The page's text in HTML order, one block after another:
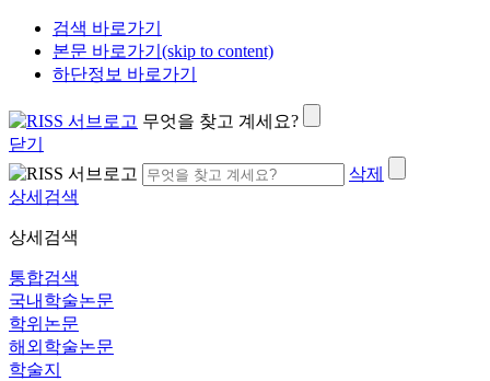
검색 바로가기
본문 바로가기(skip to content)
하단정보 바로가기
무엇을 찾고 계세요?
닫기
삭제
상세검색
상세검색
통합검색
국내학술논문
학위논문
해외학술논문
학술지